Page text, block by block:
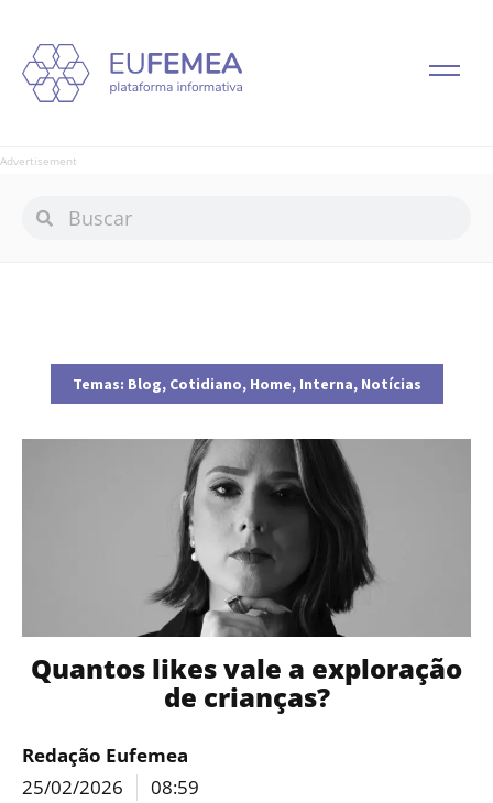
Advertisement
Temas: Blog, Cotidiano, Home, Interna, Notícias
Quantos likes vale a exploração
de crianças?
Redação Eufemea
25/02/2026
08:59